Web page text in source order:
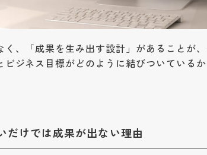
く、「成果を生み出す設計」があることが
ビジネス目標がどのように結びついている
だけでは成果が出ない理由